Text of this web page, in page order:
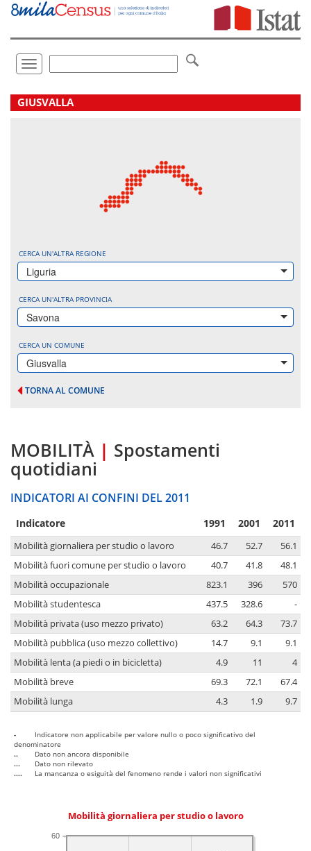
Vai
direttamente
Toggle
navigation
.
GIUSVALLA
CERCA UN'ALTRA REGIONE
Liguria
CERCA UN'ALTRA PROVINCIA
Savona
CERCA UN COMUNE
Giusvalla
TORNA AL COMUNE
MOBILITÀ | Spostamenti
quotidiani
INDICATORI AI CONFINI DEL 2011
Indicatore 1991 2001 2011
Mobilità giornaliera per studio o lavoro 46.7 52.7
56.1
Mobilità fuori comune per studio o lavoro
40.7 41.8
48.1
Mobilità occupazionale
823.1 396
570
Mobilità studentesca
437.5 328.6
-
Mobilità privata (uso mezzo privato)
63.2 64.3
73.7
Mobilità pubblica (uso mezzo collettivo)
14.7 9.1
9.1
Mobilità lenta (a piedi o in bicicletta)
4.9 11
4
Mobilità breve
69.3 72.1
67.4
Mobilità lunga
4.3 1.9 9.7
-
Indicatore non applicabile per valore nullo o poco significativo del
denominatore
..
Dato non ancora disponibile
...
Dato non rilevato
....
La mancanza o esiguità del fenomeno rende i valori non significativi
Mobilità giornaliera per studio o lavoro
60